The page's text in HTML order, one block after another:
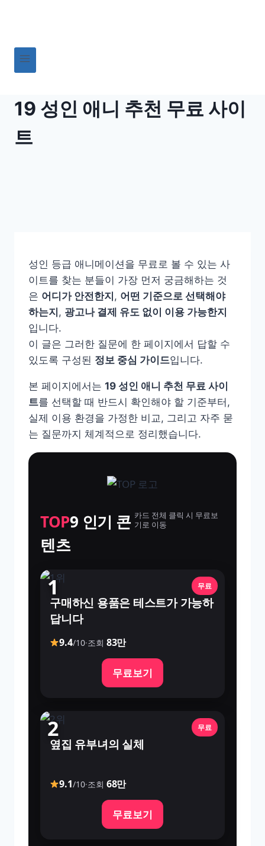
19 성인 애니 추천 무료 사이
트
성인 등급 애니메이션을 무료로 볼 수 있는 사
이트를 찾는 분들이 가장 먼저 궁금해하는 것
은 어디가 안전한지 , 어떤 기준으로 선택해야
하는지 , 광고나 결제 유도 없이 이용 가능한지
입니다.
이 글은 그러한 질문에 한 페이지에서 답할 수
있도록 구성된 정보 중심 가이드입니다.
본 페이지에서는 19 성인 애니 추천 무료 사이
트를 선택할 때 반드시 확인해야 할 기준부터,
실제 이용 환경을 가정한 비교, 그리고 자주 묻
는 질문까지 체계적으로 정리했습니다.
TOP9 인기 콘
텐츠
카드 전체 클릭 시 무료보
기로 이동
1 무료
구매하신 용품은 테스트가 가능하
답니다
9.4/10·조회 83만
무료보기
2 무료
옆집 유부녀의 실체
9.1/10·조회 68만
무료보기